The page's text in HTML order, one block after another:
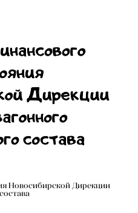
Новосибирской Дирекции